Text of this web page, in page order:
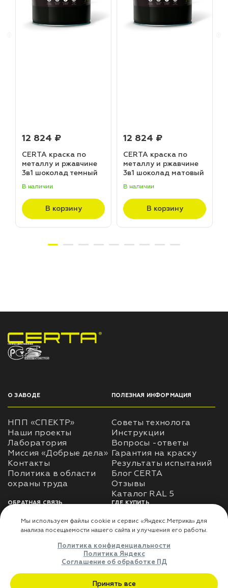
12 824 ₽
CERTA краска по
металлу и ржавчине
3в1 шоколад темный
(20,0кг)
В наличии
В корзину
12 824 ₽
CERTA краска по
металлу и ржавчине
3в1 шоколад матовый
В наличии
В корзину
НПП «СПЕКТР» ЗАВОД ЛАКОКРАСОЧНЫХ МАТЕРИАЛОВ
О ЗАВОДЕ
НПП «СПЕКТР»
Наши проекты
Лаборатория
Миссия «Добрые дела»
Контакты
Политика в области
ПОЛЕЗНАЯ ИНФОРМАЦИЯ
Советы технолога
Инструкции
Вопросы -ответы
Гарантия на краску
Результаты испытаний
Блог CERTA
Отзывы
Каталог RAL 5
ОБРАТНАЯ СВЯЗЬ
Использование
использования личных
Оферта
ГДЕ КУПИТЬ
Доставка
Где купить